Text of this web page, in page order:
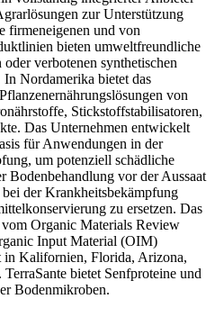
zur Unterstützung
firmeneigenen und von
bieten umweltfreundliche
verbotenen synthetischen
Nordamerika bietet das
von
Stickstoffstabilisatoren,
Das Unternehmen entwickelt
für Anwendungen in der
um potenziell schädliche
Bodenbehandlung vor der Aussaat
der Krankheitsbekämpfung
zu ersetzen. Das
Organic Materials Review
Input Material (OIM)
in Kalifornien, Florida, Arizona,
bietet Senfproteine ​​und
Bodenmikroben.